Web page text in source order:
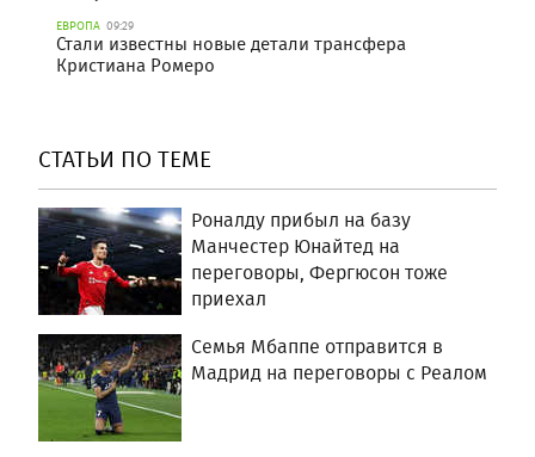
ЕВРОПА 09:29
Стали известны новые детали трансфера
Кристиана Ромеро
СТАТЬИ ПО ТЕМЕ
Роналду прибыл на базу
Манчестер Юнайтед на
переговоры, Фергюсон тоже
приехал
Семья Мбаппе отправится в
Мадрид на переговоры с Реалом